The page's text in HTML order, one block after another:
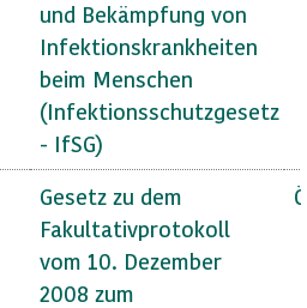
und Bekämpfung von
Infektionskrankheiten
beim Menschen
(Infektionsschutzgesetz
- IfSG)
Gesetz zu dem
Fakultativprotokoll
vom 10. Dezember
2008 zum